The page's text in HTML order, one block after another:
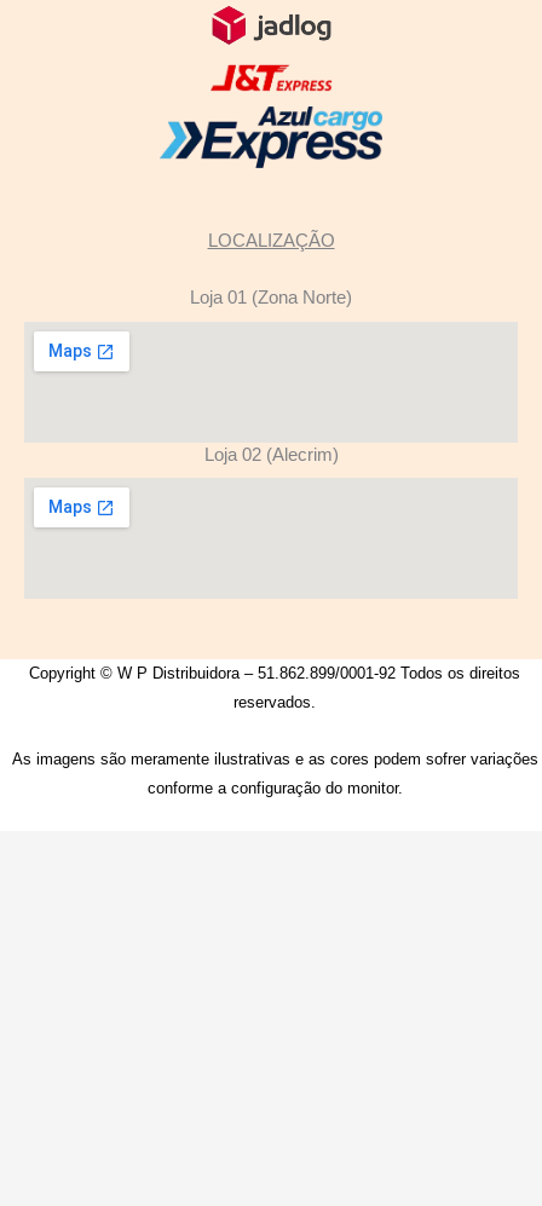
LOCALIZAÇÃO
Loja 01 (Zona Norte)
Loja 02 (Alecrim)
Copyright © W P Distribuidora – 51.862.899/0001-92 Todos os direitos
reservados.
As imagens são meramente ilustrativas e as cores podem sofrer variações
conforme a configuração do monitor.